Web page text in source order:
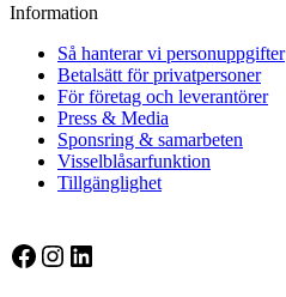
Information
Så hanterar vi personuppgifter
Betalsätt för privatpersoner
För företag och leverantörer
Press & Media
Sponsring & samarbeten
Visselblåsarfunktion
Tillgänglighet
Facebook Instagram LinkedIn